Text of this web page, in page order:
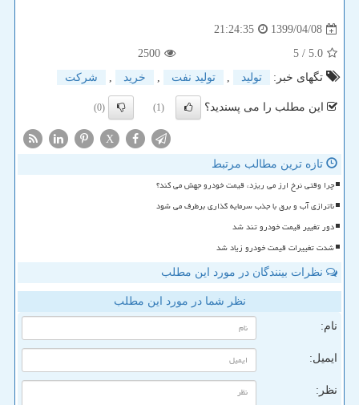
1399/04/08
21:24:35
5.0
/ 5
2500
تگهای خبر:
تولید , تولید نفت , خرید , شركت
این مطلب را می پسندید؟ (1)
(0)
X
تازه ترین مطالب مرتبط
چرا وقتی نرخ ارز می ریزد، قیمت خودرو جهش می کند؟
ناترازی آب و برق با جذب سرمایه گذاری برطرف می شود
دور تغییر قیمت خودرو تند شد
شدت تغییرات قیمت خودرو زیاد شد
نظرات بینندگان در مورد این مطلب
نظر شما در مورد این مطلب
نام:
ایمیل:
نظر: